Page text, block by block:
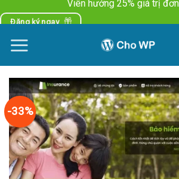
to
content
Viên hưởng 25% giá trị
Đăng ký ngay
-33%